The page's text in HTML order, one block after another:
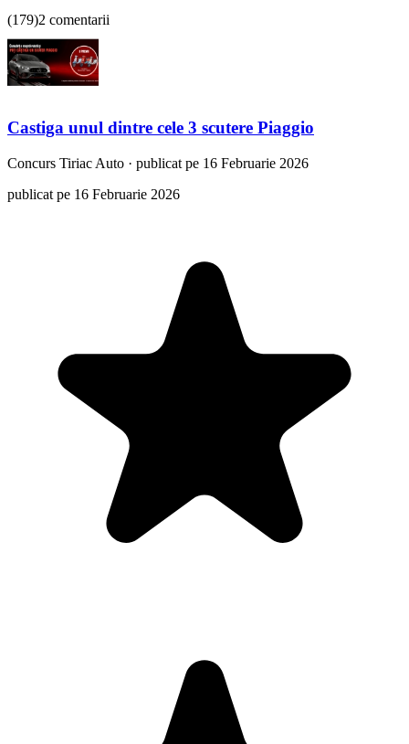
(179)2 comentarii
Castiga unul dintre cele 3 scutere Piaggio
Concurs Tiriac Auto · publicat pe 16 Februarie 2026
publicat pe 16 Februarie 2026